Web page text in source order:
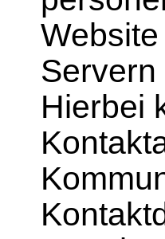
Hierbei